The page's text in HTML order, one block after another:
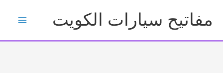
إلى
المحتوى
مفاتيح سيارات الكويت